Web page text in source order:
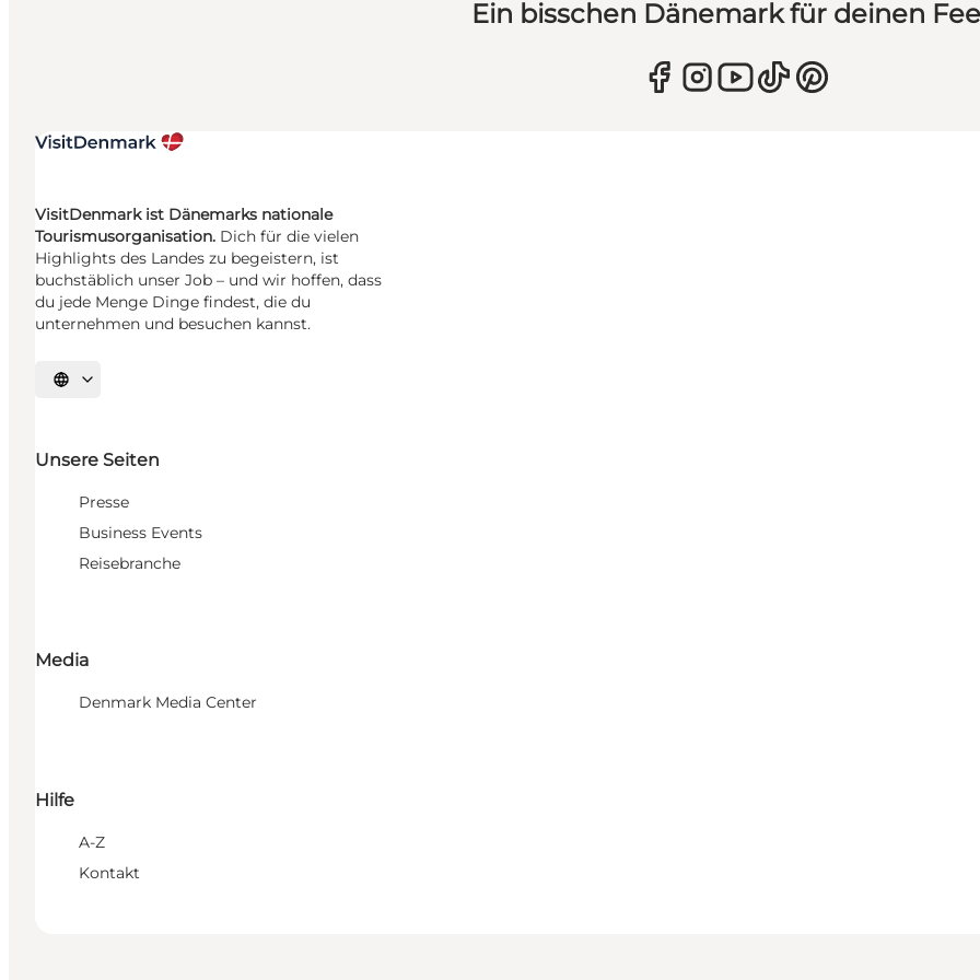
Ein bisschen Dänemark für deinen
VisitDenmark ist Dänemarks nationale
Tourismusorganisation. Dich für die vielen
Highlights des Landes zu begeistern, ist
buchstäblich unser Job – und wir hoffen, dass
du jede Menge Dinge findest, die du
unternehmen und besuchen kannst.
Sprache auswählen
Unsere Seiten
Presse
Business Events
Reisebranche
Media
Denmark Media Center
Hilfe
A-Z
Kontakt